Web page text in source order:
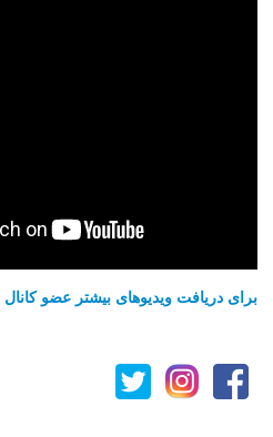
برای دریافت ویدیوهای بیشتر عضو